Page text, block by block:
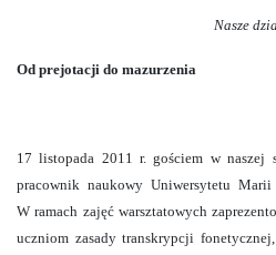
Nasze
Od prejotacji do mazurzenia
17 listopada 2011 r. gościem w naszej
pracownik naukowy Uniwersytetu
W ramach zajęć warsztatowych
uczniom zasady transkrypcji fonetycznej,